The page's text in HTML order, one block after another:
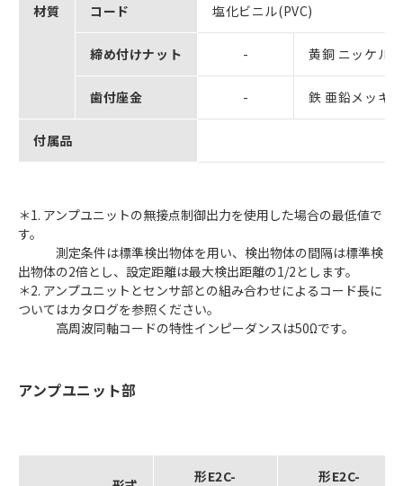
材質 コード 塩化ビニル(PVC)
締め付けナット - 黄銅 ニッケル
歯付座金 - 鉄 亜鉛メッキ(
付属品
＊1. アンプユニットの無接点制御出力を使用した場合の最低値で
す。
測定条件は標準検出物体を用い、検出物体の間隔は標準検
出物体の2倍とし、設定距離は最大検出距離の1/2とします。
＊2. アンプユニットとセンサ部との組み合わせによるコード長に
ついてはカタログを参照ください。
高周波同軸コードの特性インピーダンスは50Ωです。
アンプユニット部
形E2C-
形E2C-